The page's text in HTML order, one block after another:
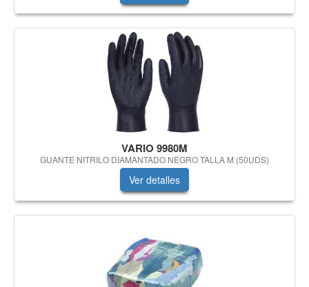
VARIO 9980M
GUANTE NITRILO DIAMANTADO NEGRO TALLA M (50UDS)
Ver detalles